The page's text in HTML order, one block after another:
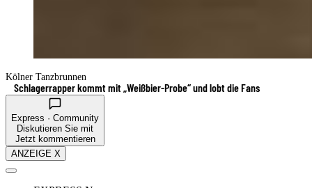
Kölner Tanzbrunnen
Schlagerrapper kommt mit „Weißbier-Probe“ und lobt die Fans
Express · Community
Diskutieren Sie mit
Jetzt kommentieren
ANZEIGE X